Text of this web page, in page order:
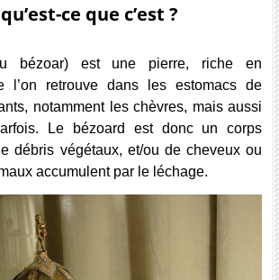
ce que c’est ?
bézoar) est une pierre, riche en
l’on retrouve dans les estomacs de
notamment les chèvres, mais aussi
Le bézoard est donc un corps
débris végétaux, et/ou de cheveux ou
accumulent par le léchage.